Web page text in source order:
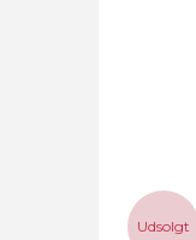
Udsolgt